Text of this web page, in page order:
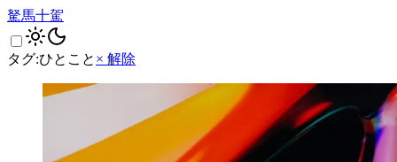
駑馬十駕
タグ:ひとこと × 解除